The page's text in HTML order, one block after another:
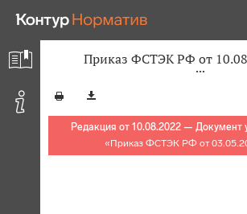
Приказ ФСТЭК РФ от
Редакция от 10.08.2022 — Документ
«Приказ ФСТЭК РФ от